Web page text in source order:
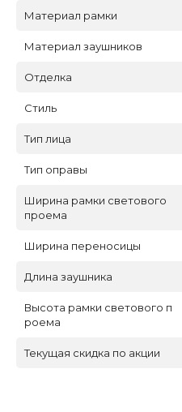
Материал рамки
Материал заушников
Отделка
Стиль
Тип лица
Тип оправы
Ширина рамки светового
проема
Ширина переносицы
Длина заушника
Высота рамки светового п
роема
Текущая скидка по акции